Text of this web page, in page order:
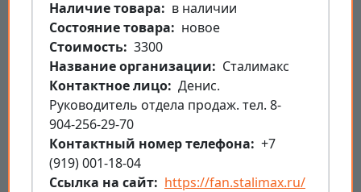
Наличие товара
в наличии
Состояние товара
новое
Стоимость 3300
Название организации
Сталимакс
Контактное лицо Денис.
Руководитель отдела продаж. тел. 8-
904-256-29-70
Контактный номер телефона
+7
(919) 001-18-04
Ссылка на сайт
https://fan.stalimax.ru/